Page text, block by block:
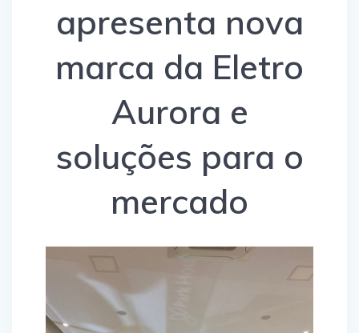
apresenta nova
marca da Eletro
Aurora e
soluções para o
mercado